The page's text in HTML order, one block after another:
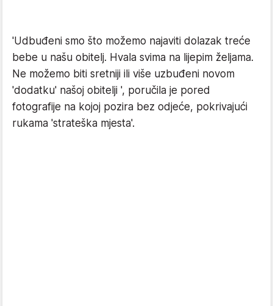
'Udbuđeni smo što možemo najaviti dolazak treće
bebe u našu obitelj. Hvala svima na lijepim željama.
Ne možemo biti sretniji ili više uzbuđeni novom
'dodatku' našoj obitelji ', poručila je pored
fotografije na kojoj pozira bez odjeće, pokrivajući
rukama 'strateška mjesta'.